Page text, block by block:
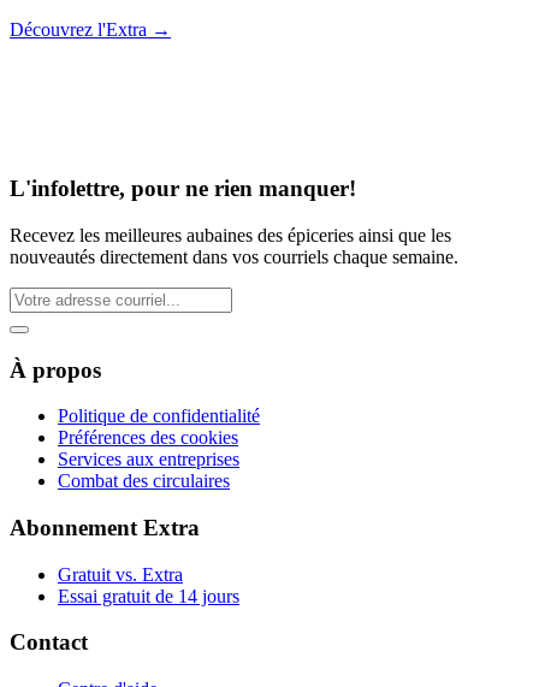
Découvrez l'Extra →
L'infolettre, pour ne rien manquer!
Recevez les meilleures aubaines des épiceries ainsi que les
nouveautés directement dans vos courriels chaque semaine.
À propos
Politique de confidentialité
Préférences des cookies
Services aux entreprises
Combat des circulaires
Abonnement Extra
Gratuit vs. Extra
Essai gratuit de 14 jours
Contact